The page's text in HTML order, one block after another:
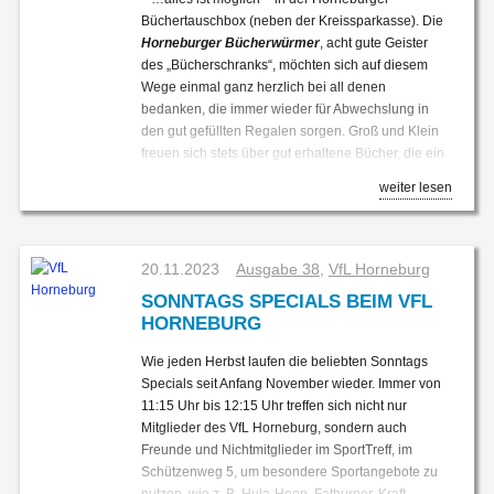
Instandsetzungsmaßnahmen erhöht steuerlich
abzusetzen. Zusätzlich liegt jedem
Sanierungsgebiet ein Integriertes Energetisches
Quartierskonzept zu Grunde, welches Maßnahmen
zur Umgestaltung energetischer, funktionaler und
gestalterischer Defizite in den Quartieren
beschreibt. Frau Stüven ist zu erreichen unter
unter 04163 8079-45 (zunächst Mo. und Mi. 09:00
bis 11:00 Uhr, Do. 14:00 bis 16:00 Uhr).
Büchertauschbox (neben der Kreissparkasse). Die
Horneburger Bücherwürmer, acht gute Geister
des „Bücherschranks“, möchten sich auf diesem
Wege einmal ganz herzlich bei all denen
bedanken, die immer wieder für Abwechslung in
den gut gefüllten Regalen sorgen. Groß und Klein
freuen sich stets über gut erhaltene Bücher, die ein
weiter lesen
20.11.2023 Ausgabe 38 VfL Horneburg
SONNTAGS SPECIALS BEIM VFL
HORNEBURG
Wie jeden Herbst laufen die beliebten Sonntags
Specials seit Anfang November wieder. Immer von
11:15 Uhr bis 12:15 Uhr treffen sich nicht nur
Mitglieder des VfL Horneburg, sondern auch
Freunde und Nichtmitglieder im SportTreff, im
Schützenweg 5, um besondere Sportangebote zu